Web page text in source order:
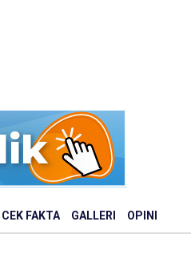
CEK FAKTA GALLERI OPINI